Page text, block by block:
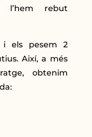
l’hem rebut
i els pesem 2
Així, a més
obtenim